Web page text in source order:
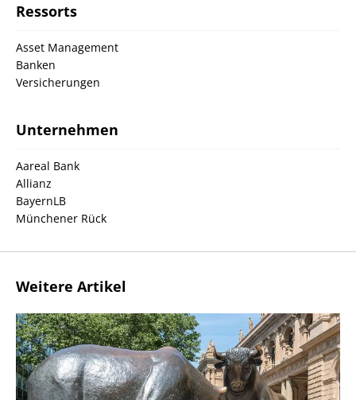
Ressorts
Asset Management
Banken
Versicherungen
Unternehmen
Aareal Bank
Allianz
BayernLB
Münchener Rück
Weitere Artikel